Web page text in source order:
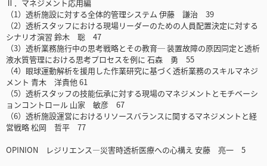
Ⅱ．マネジメント応用編
（1）透析施設に対する全体的管理システム 伊藤 謙治 39
（2）透析スタッフにおける現場リーダーのための人員配置決定に対する
シナリオ演習 鈴木 聡 47
（3）透析業務施行中の思考戦略とその教育─ 装置故障の原因同定と透析
液水質管理における思考プロセスを例に 石森 勇 55
（4）眼球運動解析を援用した作業研究に基づく透析業務のスキルマネジ
メント 青木 洋貴他 61
（5）透析スタッフの技能伝承に対する現場のマネジメントとモチベーシ
ョンコントロール 山家 敏彦 67
（6）透析施設運営におけるリソースバランスに関するマネジメントと経
営戦略 松岡 哲平 77
OPINION レジリエンス―災害時透析医療への心構え 安藤 亮一 5